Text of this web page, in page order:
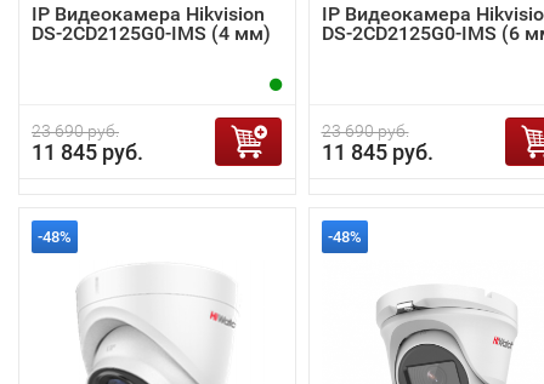
IP Видеокамера Hikvision
DS-2CD2125G0-IMS (4 мм)
23 690 руб.
11 845 руб.
IP Видеокамера
DS-2CD2125G0-IMS (6
23 690 руб.
11 845 руб.
-48% -48%